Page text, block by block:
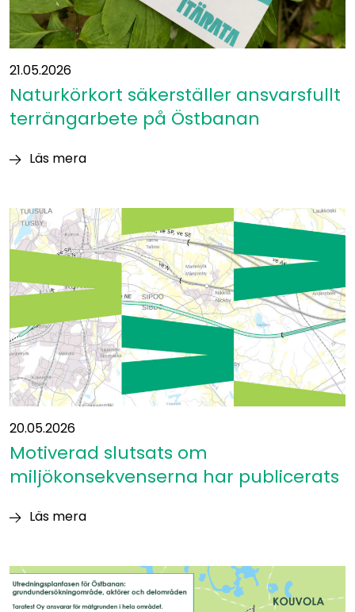
21.05.2026
Naturkörkort säkerställer ansvarsfullt
terrängarbete på Östbanan
Läs mera
ansvarsfullt
terrängarbete
på
20.05.2026
Motiverad slutsats om
miljökonsekvenserna har publicerats
Läs mera
om
miljökonsekvenserna